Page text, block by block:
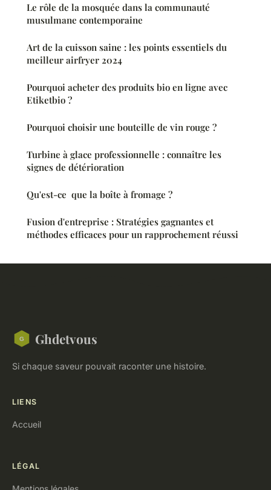
Le rôle de la mosquée dans la communauté
musulmane contemporaine
Art de la cuisson saine : les points essentiels du
meilleur airfryer 2024
Pourquoi acheter des produits bio en ligne avec
Etiketbio ?
Pourquoi choisir une bouteille de vin rouge ?
Turbine à glace professionnelle : connaître les
signes de détérioration
Qu'est-ce que la boîte à fromage ?
Fusion d'entreprise : Stratégies gagnantes et
méthodes efficaces pour un rapprochement réussi
Ghdetvous
Si chaque saveur pouvait raconter une histoire.
LIENS
Accueil
LÉGAL